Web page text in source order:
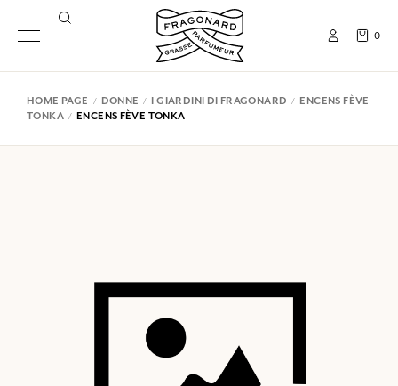
0
HOME PAGE DONNE I GIARDINI DI FRAGONARD
ENCENS FÈVE
TONKA
ENCENS FÈVE TONKA